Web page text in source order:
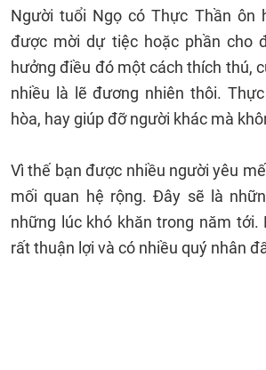
Người tuổi Ngọ có Thực Thần ôn
được mời dự tiệc hoặc phần cho
hưởng điều đó một cách thích thú,
nhiều là lẽ đương nhiên thôi.
hòa, hay giúp đỡ người khác mà
Vì thế bạn được nhiều người yêu
mối quan hệ rộng. Đây sẽ là
những lúc khó khăn trong năm tới.
rất thuận lợi và có nhiều quý nhân